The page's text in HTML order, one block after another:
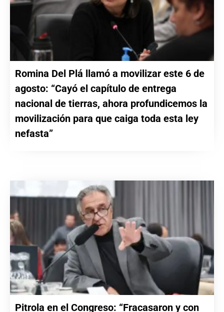
Romina Del Plá llamó a movilizar este 6 de
agosto: “Cayó el capítulo de entrega
nacional de tierras, ahora profundicemos la
movilización para que caiga toda esta ley
nefasta”
Pitrola en el Congreso: “Fracasaron y con